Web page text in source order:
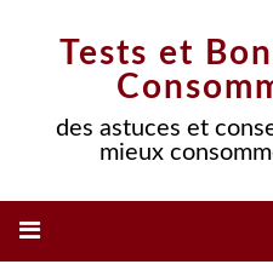
Tests et
des astuces et
mieux